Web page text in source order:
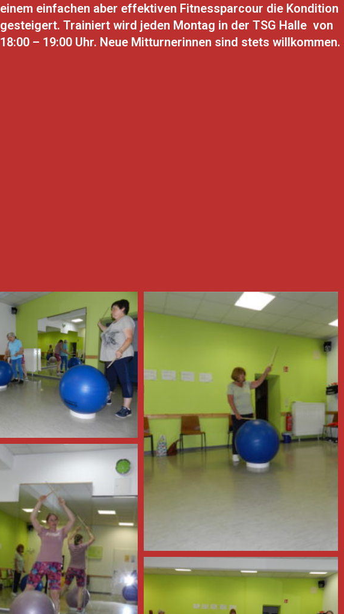
einem einfachen aber effektiven Fitnessparcour die Kondition
gesteigert. Trainiert wird jeden Montag in der TSG Halle von
18:00 – 19:00 Uhr. Neue Mitturnerinnen sind stets willkommen.